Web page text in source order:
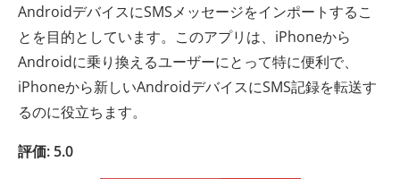
AndroidデバイスにSMSメッセージをインポートするこ
とを目的としています。このアプリは、iPhoneから
Androidに乗り換えるユーザーにとって特に便利で、
iPhoneから新しいAndroidデバイスにSMS記録を転送す
るのに役立ちます。
評価: 5.0